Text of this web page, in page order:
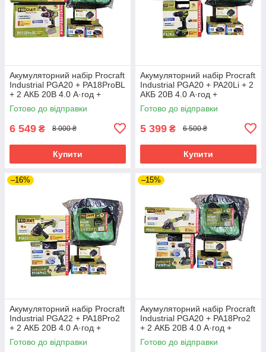
Акумуляторний набір Procraft
Industrial PGA20 + PA18ProBL
+ 2 АКБ 20В 4.0 А·год +
Зарядний пристрій
Charger20/1 Eco + Сумка
Готово до відправки
6 549 ₴ 8 000 ₴
Купити
Акумуляторний набір Procraft
Industrial PGA20 + PA20Li + 2
АКБ 20В 4.0 А·год +
Зарядний пристрій
Charger20/1 Eco + Сумка
Готово до відправки
5 399 ₴ 6 500 ₴
Купити
–16%
Акумуляторний набір Procraft
Industrial PGA22 + PA18Pro2
+ 2 АКБ 20В 4.0 А·год +
Зарядний пристрій
Charger20/1 Eco + Сумка
Готово до відправки
–15%
Акумуляторний набір Procraft
Industrial PGA20 + PA18Pro2
+ 2 АКБ 20В 4.0 А·год +
Зарядний пристрій
Charger20/1 Eco + Сумка
Готово до відправки